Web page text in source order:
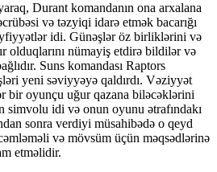
Durant komandanın ona arxalana
və təzyiqi idarə etmək bacarığı
idi. Günəşlər öz birliklərini və
olduqlarını nümayiş etdirə bildilər və
Suns komandası Raptors
yeni səviyyəyə qaldırdı. Vəziyyət
bir oyunçu uğur qazana biləcəklərini
simvolu idi və onun oyunu ətrafındakı
sonra verdiyi müsahibədə o qeyd
və mövsüm üçün məqsədlərinə
etməlidir.